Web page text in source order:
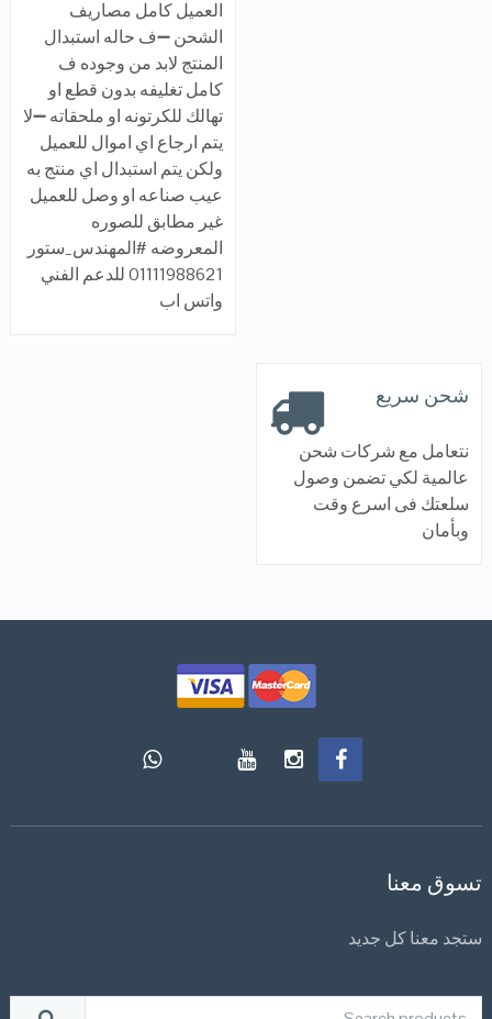
العميل كامل مصاريف
الشحن ➖ف حاله استبدال
المنتج لابد من وجوده ف
كامل تغليفه بدون قطع او
تهالك للكرتونه او ملحقاته ➖لا
يتم ارجاع اي اموال للعميل
ولكن يتم استبدال اي منتج به
عيب صناعه او وصل للعميل
غير مطابق للصوره
المعروضه #المهندس_ستور
01111988621 للدعم الفني
واتس اب
شحن سريع
نتعامل مع شركات شحن
عالمية لكي تضمن وصول
سلعتك فى اسرع وقت
وبأمان
تسوق معنا
ستجد معنا كل جديد